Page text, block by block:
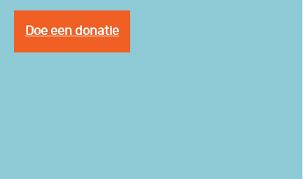
Doe een donatie